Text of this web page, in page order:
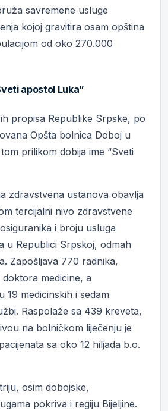
savremene usluge
kojoj gravitira osam opština
od oko 270.000
apostol Luka”
propisa Republike Srpske, po
Opšta bolnica Doboj u
prilikom dobija ime “Sveti
zdravstvena ustanova obavlja
tercijalni nivo zdravstvene
i broju usluga
u Republici Srpskoj, odmah
Zapošljava 770 radnika,
medicine, a
19 medicinskih i sedam
Raspolaže sa 439 kreveta,
na bolničkom liječenju je
sa oko 12 hiljada b.o.
osim dobojske,
pokriva i regiju Bijeljine.